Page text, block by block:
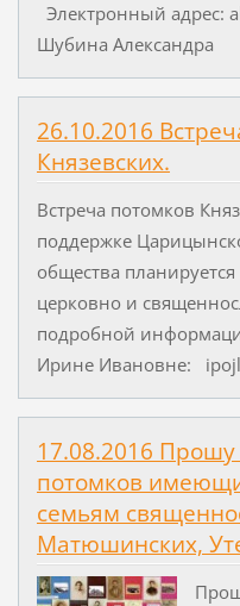
Электронный адрес:
Шубина Александра
26.10.2016
Князевских.
Встреча потомков
поддержке
общества
церковно и
подробной
Ирине Ивановне:
17.08.2016 Прошу
потомков
семьям
Матюшинских,